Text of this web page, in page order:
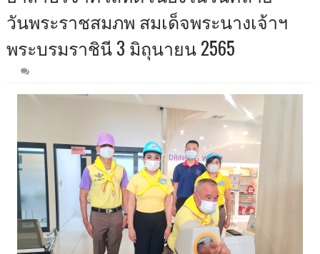
วันพระราชสมภพ สมเด็จพระนางเจ้าฯ
พระบรมราชินี 3 มิถุนายน​ 2565​